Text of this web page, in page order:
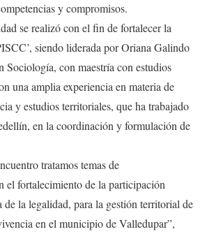
y compromisos.
se realizó con el fin de fortalecer la
siendo liderada por Oriana Galindo
Sociología, con maestría con estudios
una amplia experiencia en materia de
y estudios territoriales, que ha trabajado
en la coordinación y formulación de
tratamos temas de
el fortalecimiento de la participación
la legalidad, para la gestión territorial de
en el municipio de Valledupar”,